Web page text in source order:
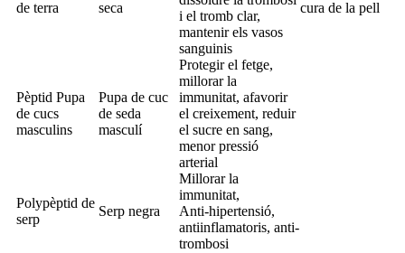
cura de la pell
de terra
seca
i el tromb clar,
mantenir els vasos
sanguinis
Pèptid Pupa
de cucs
masculins
Pupa de cuc
de seda
masculí
Protegir el fetge,
millorar la
immunitat, afavorir
el creixement, reduir
el sucre en sang,
menor pressió
arterial
Polypèptid de
serp
Serp negra
Millorar la
immunitat,
Anti-hipertensió,
antiinflamatoris, anti-
trombosi